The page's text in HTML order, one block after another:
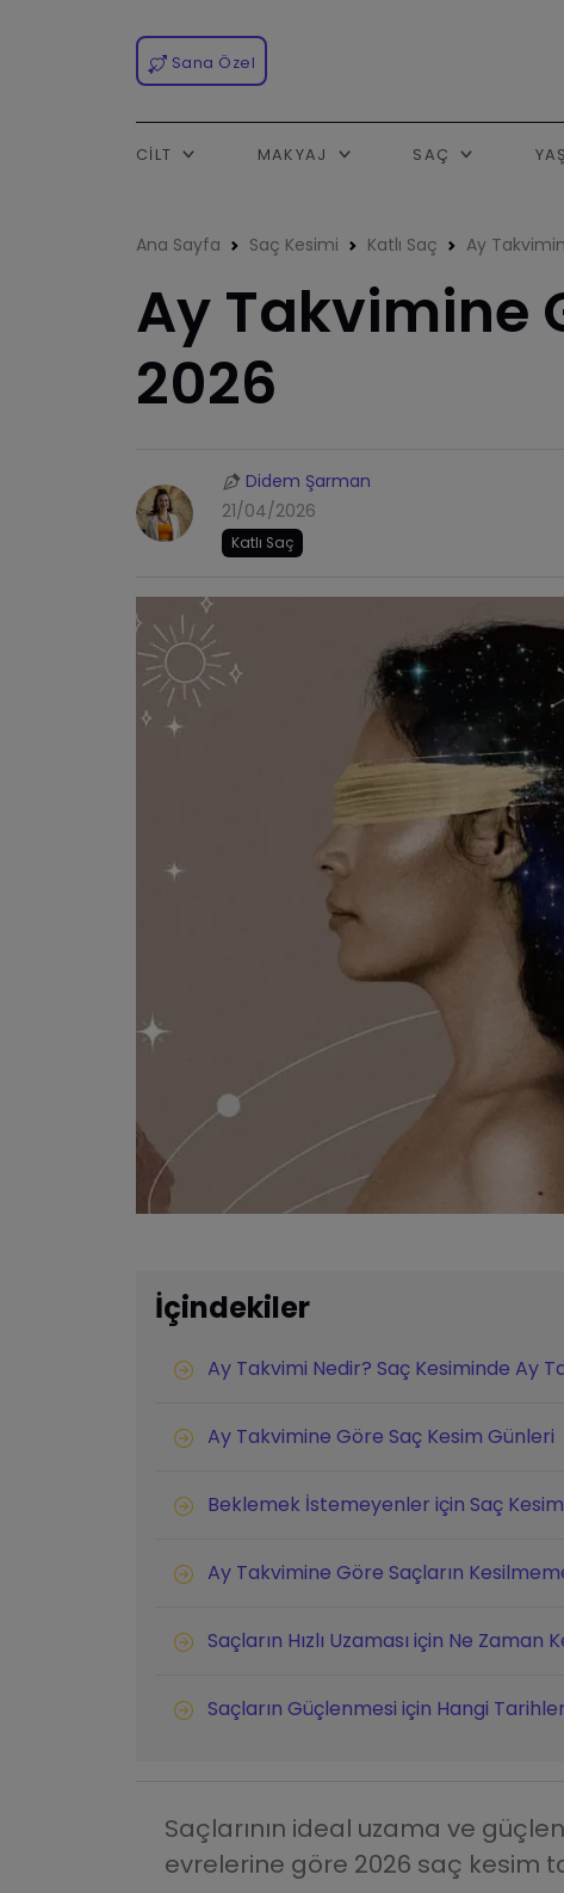
Sana Özel
CILT MAKYAJ SAÇ
Ana Sayfa Saç Kesimi Katlı Saç Ay
Ay Takvimine
2026
Didem Şarman
21/04/2026
Katlı Saç
İçindekiler
Ay Takvimi Nedir? Saç Kesiminde Ay
Ay Takvimine Göre Saç Kesim Günleri
Beklemek İstemeyenler için Saç
Ay Takvimine Göre Saçların
Saçların Hızlı Uzaması için Ne Zaman
Saçların Güçlenmesi için Hangi
Saçlarının ideal uzama ve
evrelerine göre 2026 saç kesim